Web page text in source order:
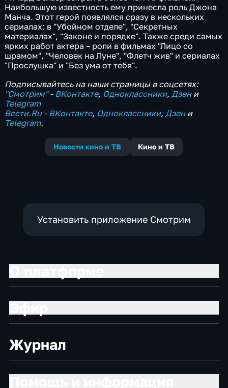
Наибольшую известность ему принесла роль Джона
Манча. Этот герой появлялся сразу в нескольких
сериалах: в "Убойном отделе", "Секретных
материалах", "Законе и порядке". Также среди самых
ярких работ актера – роли в фильмах "Лицо со
шрамом", "Человек на Луне", "Флетч жив" и сериалах
"Прослушка" и "Без ума от тебя".
Подписывайтесь на наши страницы в соцсетях:
"Смотрим"‐ ВКонтакте, Одноклассники,Дзени
Telegram
Вести.Ru‐ ВКонтакте, Одноклассники,Дзени
Telegram.
Новости кино и ТВ Кино и ТВ
Установить приложение Смотрим
Журнал